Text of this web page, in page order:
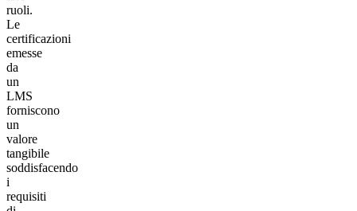
ruoli.
Le
certificazioni
emesse
da
un
LMS
forniscono
un
valore
tangibile
soddisfacendo
i
requisiti